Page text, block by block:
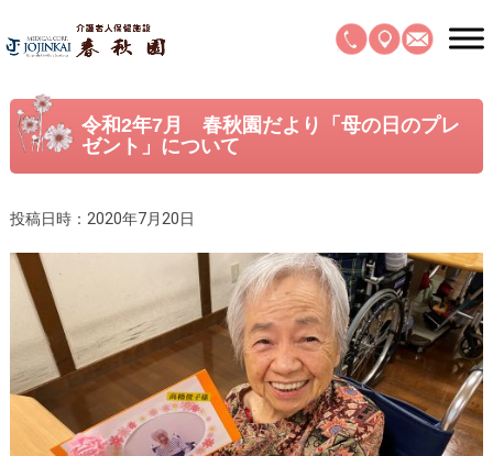
令和2年7月 春秋園だより「母の日のプレ
ゼント」について
投稿日時：2020年7月20日